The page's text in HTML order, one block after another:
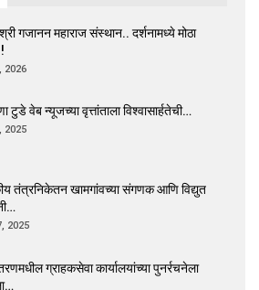
गजानन महाराज संस्थान.. दर्शनामध्ये मोठा
2026
टुडे वेब न्यूजच्या वृत्तांताला विश्वासार्हतेची…
2025
तंत्रनिकेतन खामगांवच्या संगणक आणि विद्युत
2025
ग्राहकसेवा कार्यालयांच्या पुनर्रचनेला